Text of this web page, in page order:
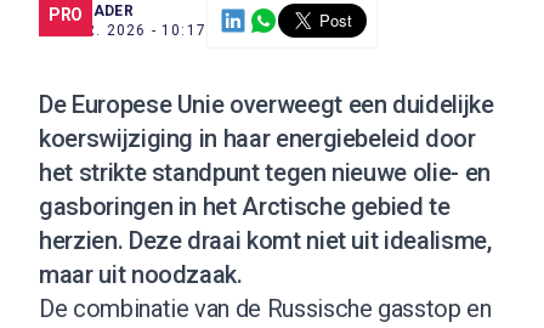
PRO
SCE TRADER
23 APR. 2026 - 10:17
De Europese Unie overweegt een duidelijke
koerswijziging in haar energiebeleid door
het strikte standpunt tegen nieuwe olie- en
gasboringen in het Arctische gebied te
herzien. Deze draai komt niet uit idealisme,
maar uit noodzaak.
De combinatie van de Russische gasstop en